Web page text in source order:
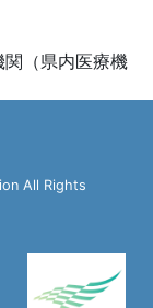
（県内医療機
All Rights